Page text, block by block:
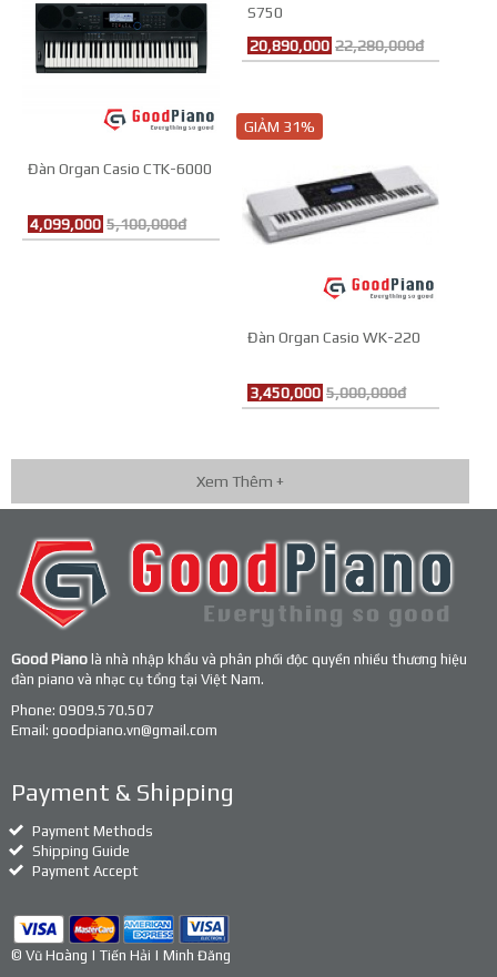
S750
20,890,000 22,280,000đ
Đàn Organ Casio CTK-6000
4,099,000 5,100,000đ
GIẢM 31%
Đàn Organ Casio WK-220
3,450,000 5,000,000đ
Xem Thêm +
Good Piano là nhà nhập khẩu và phân phối độc quyền nhiều thương hiệu
đàn piano và nhạc cụ tổng tại Việt Nam.
Phone: 0909.570.507
Email: goodpiano.vn@gmail.com
Payment & Shipping
Payment Methods
Shipping Guide
Payment Accept
© Vũ Hoàng | Tiến Hải | Minh Đăng